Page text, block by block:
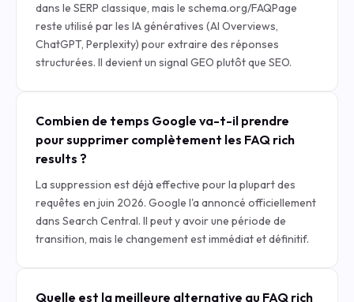
dans le SERP classique, mais le schema.org/FAQPage
reste utilisé par les IA génératives (AI Overviews,
ChatGPT, Perplexity) pour extraire des réponses
structurées. Il devient un signal GEO plutôt que SEO.
Combien de temps Google va-t-il prendre
pour supprimer complètement les FAQ rich
results ?
La suppression est déjà effective pour la plupart des
requêtes en juin 2026. Google l'a annoncé officiellement
dans Search Central. Il peut y avoir une période de
transition, mais le changement est immédiat et définitif.
Quelle est la meilleure alternative au FAQ rich